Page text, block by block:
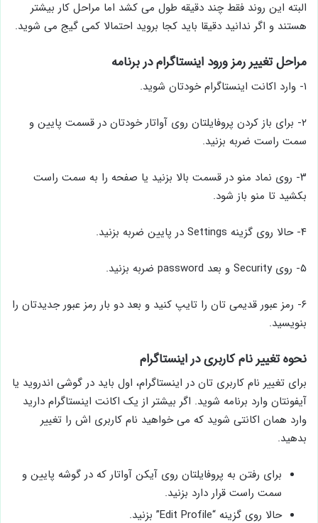
البته این روند فقط چند دقیقه طول می کشد اما مراحل کار بیشتر
هستند و اگر ندانید دقیقا باید کجا بروید احتمالا کمی گیج می شوید.
مراحل تغییر رمز ورود اینستاگرام در برنامه
۱- وارد اکانت اینستاگرام خودتان شوید.
۲- برای باز کردن پروفایلتان روی آواتار خودتان در قسمت پایین و
سمت راست ضربه بزنید.
۳- روی نماد منو در قسمت بالا بزنید یا صفحه را به سمت راست
بکشید تا منو باز شود.
۴- حالا روی گزینه Settings در پایین ضربه بزنید.
۵- روی Security و بعد password ضربه بزنید.
۶- رمز عبور قدیمی تان را تایپ کنید و بعد دو بار رمز عبور جدیدتان را
بنویسید.
نحوه تغییر نام کاربری در اینستاگرام
برای تغییر نام کاربری تان در اینستاگرام، اول باید در گوشی اندروید یا
آیفونتان وارد برنامه شوید. اگر بیشتر از یک اکانت اینستاگرام دارید
وارد همان اکانتی شوید که می خواهید نام کاربری اش را تغییر
بدهید.
برای رفتن به پروفایلتان روی آیکن آواتار که در گوشه پایین و
سمت راست قرار دارد بزنید.